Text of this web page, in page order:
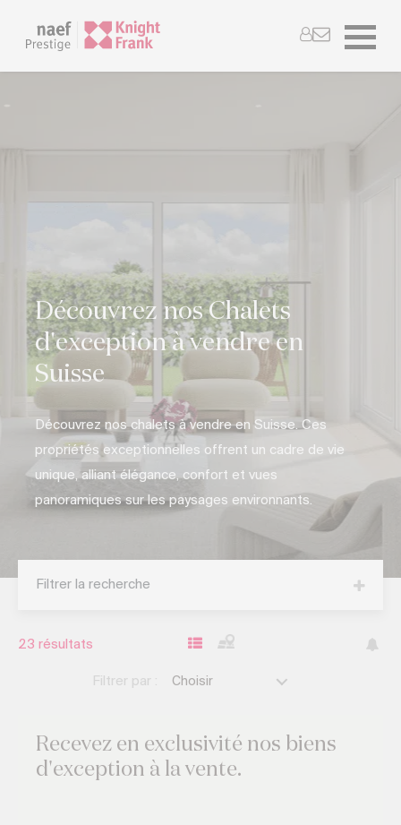
Découvrez nos Chalets
d'exception à vendre en
Suisse
Découvrez nos chalets à vendre en Suisse. Ces
propriétés exceptionnelles offrent un cadre de vie
unique, alliant élégance, confort et vues
panoramiques sur les paysages environnants.
Filtrer la recherche
23 résultats
Filtrer par : Choisir
Recevez en exclusivité nos biens
d'exception à la vente.